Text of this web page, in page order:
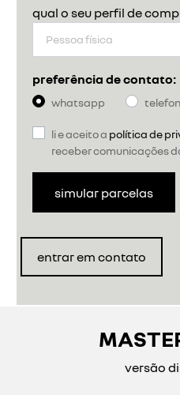
qual o seu perfil de
preferência de contato:
whatsapp
li e aceito a política de
receber comunicações
simular parcelas
entrar em contato
versão